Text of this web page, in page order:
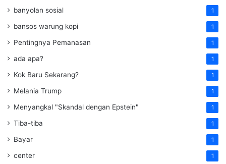
banyolan sosial 1
bansos warung kopi 1
Pentingnya Pemanasan 1
ada apa? 1
Kok Baru Sekarang? 1
Melania Trump 1
Menyangkal "Skandal dengan Epstein" 1
Tiba-tiba 1
Bayar 1
center 1